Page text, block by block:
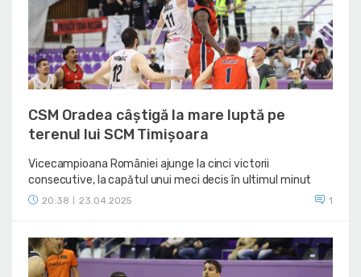
CSM Oradea câștigă la mare luptă pe
terenul lui SCM Timișoara
Vicecampioana României ajunge la cinci victorii
consecutive, la capătul unui meci decis în ultimul minut
20:38 23.04.2025 1